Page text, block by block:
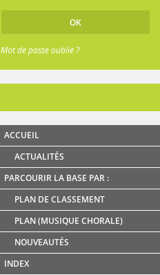
Mot de passe oublié ?
ACCUEIL
ACTUALITÉS
PARCOURIR LA BASE PAR :
PLAN DE CLASSEMENT
PLAN (MUSIQUE CHORALE)
NOUVEAUTÉS
INDEX